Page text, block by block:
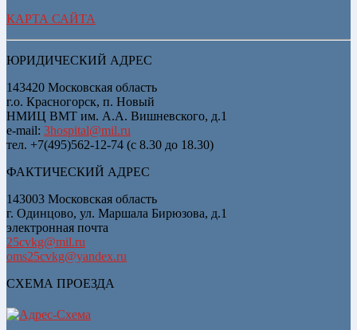
КАРТА САЙТА
ЮРИДИЧЕСКИЙ АДРЕС
143420 Московская область
г.о. Красногорск, п. Новый
НМИЦ ВМТ им. А.А. Вишневского, д.1
e-mail: 3hospital@mil.ru
тел. +7(495)562-12-74 (с 8.30 до 18.30)
ФАКТИЧЕСКИЙ АДРЕС
143003 Московская область
г. Одинцово, ул. Маршала Бирюзова, д.1
электронная почта
25cvkg@mil.ru
oms25cvkg@yandex.ru
СХЕМА ПРОЕЗДА